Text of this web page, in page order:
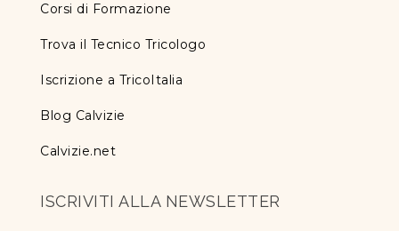
Corsi di Formazione
Trova il Tecnico Tricologo
Iscrizione a TricoItalia
Blog Calvizie
Calvizie.net
ISCRIVITI ALLA NEWSLETTER